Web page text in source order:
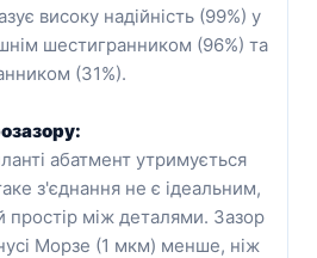
високу надійність (99%) у
шестигранником (96%) та
(31%).
абатмент утримується
з'єднання не є ідеальним,
простір між деталями. Зазор
Морзе (1 мкм) менше, ніж